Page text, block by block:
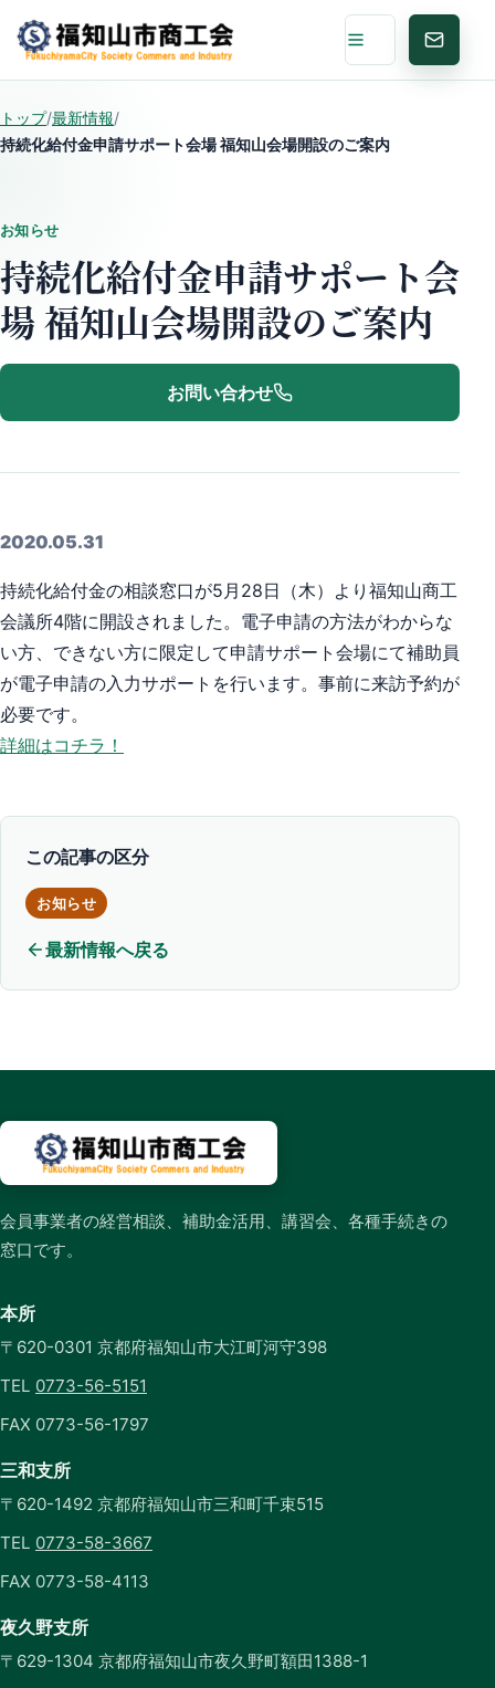
メニュー お問い
トップ/最新情報/
持続化給付金申請サポート会場 福知山会場開設のご案内
お知らせ
持続化給付金申請サポート会
場 福知山会場開設のご案内
お問い合わせ
2020.05.31
持続化給付金の相談窓口が5月28日（木）より福知山商工
会議所4階に開設されました。電子申請の方法がわからな
い方、できない方に限定して申請サポート会場にて補助員
が電子申請の入力サポートを行います。事前に来訪予約が
必要です。
詳細はコチラ！
この記事の区分
お知らせ
最新情報へ戻る
会員事業者の経営相談、補助金活用、講習会、各種手続きの
窓口です。
本所
〒620-0301 京都府福知山市大江町河守398
TEL 0773-56-5151
FAX 0773-56-1797
三和支所
〒620-1492 京都府福知山市三和町千束515
TEL 0773-58-3667
FAX 0773-58-4113
夜久野支所
〒629-1304 京都府福知山市夜久野町額田1388-1